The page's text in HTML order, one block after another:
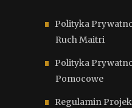
Polityka
Ruch Maitri
Polityka
Pomocowe
Regulamin